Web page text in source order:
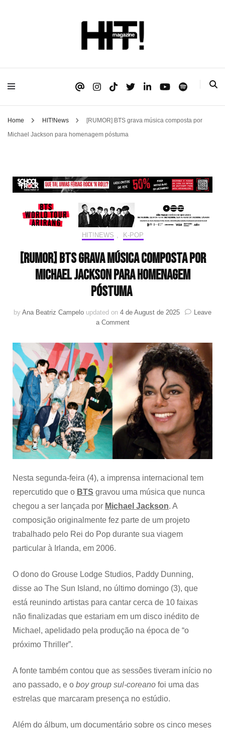
HIT!Magazine
Home HIT!News
[RUMOR] BTS grava música composta por
Michael Jackson para homenagem póstuma
HIT!NEWS K-POP
[RUMOR] BTS grava música composta por
Michael Jackson para homenagem
póstuma
by Ana Beatriz Campelo updated on 4 de August de 2025
Leave
a Commenton
BTS
grava
música
composta
por
Michael
Jackson
para
homenagem
póstuma
Nesta segunda-feira (4), a imprensa internacional tem
repercutido que o BTS gravou uma música que nunca
chegou a ser lançada por Michael Jackson. A
composição originalmente fez parte de um projeto
trabalhado pelo Rei do Pop durante sua viagem
particular à Irlanda, em 2006.
O dono do Grouse Lodge Studios, Paddy Dunning,
disse ao The Sun Island, no último domingo (3), que
está reunindo artistas para cantar cerca de 10 faixas
não finalizadas que estariam em um disco inédito de
Michael, apelidado pela produção na época de “o
próximo Thriller”.
A fonte também contou que as sessões tiveram início no
ano passado, e o boy group sul-coreano foi uma das
estrelas que marcaram presença no estúdio.
Além do álbum, um documentário sobre os cinco meses